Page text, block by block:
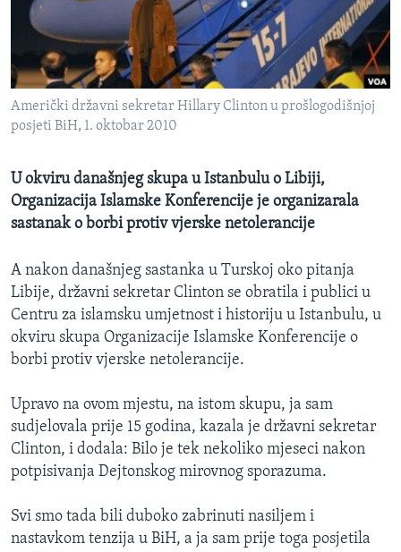
MAGAZIN
O GLASU AMERIKE
Learning English
Jezici
Američki državni sekretar Hillary Clinton u prošlogodišnjoj
posjeti BiH, 1. oktobar 2010
U okviru današnjeg skupa u Istanbulu o Libiji,
Organizacija Islamske Konferencije je organizarala
sastanak o borbi protiv vjerske netolerancije
A nakon današnjeg sastanka u Turskoj oko pitanja
Libije, državni sekretar Clinton se obratila i publici u
Centru za islamsku umjetnost i historiju u Istanbulu, u
okviru skupa Organizacije Islamske Konferencije o
borbi protiv vjerske netolerancije.
Upravo na ovom mjestu, na istom skupu, ja sam
sudjelovala prije 15 godina, kazala je državni sekretar
Clinton, i dodala: Bilo je tek nekoliko mjeseci nakon
potpisivanja Dejtonskog mirovnog sporazuma.
Svi smo tada bili duboko zabrinuti nasiljem i
nastavkom tenzija u BiH, a ja sam prije toga posjetila